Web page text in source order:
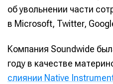
об увольнении части
в Microsoft, Twitter,
Компания Soundwide
году в качестве
слиянии Native